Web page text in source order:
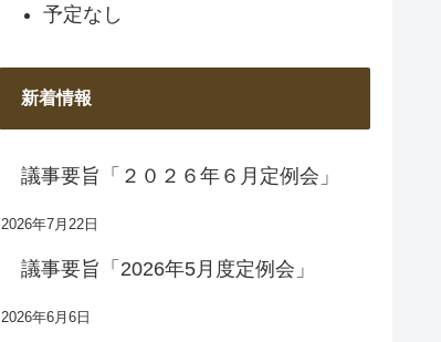
予定なし
新着情報
議事要旨「２０２６年６月定例会」
2026年7月22日
議事要旨「2026年5月度定例会」
2026年6月6日